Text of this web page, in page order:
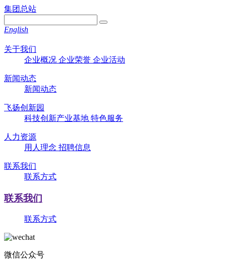
集团总站
English
关于我们
企业概况 企业荣誉 企业活动
新闻动态
新闻动态
飞扬创新园
科技创新产业基地 特色服务
人力资源
用人理念 招聘信息
联系我们
联系方式
联系我们
联系方式
微信公众号